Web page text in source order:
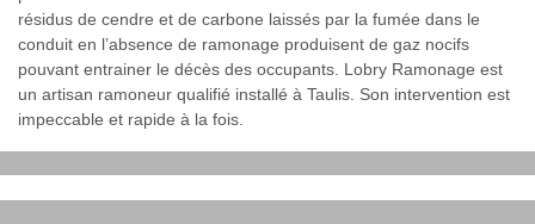
résidus de cendre et de carbone laissés par la fumée dans le
conduit en l’absence de ramonage produisent de gaz nocifs
pouvant entrainer le décès des occupants. Lobry Ramonage est
un artisan ramoneur qualifié installé à Taulis. Son intervention est
impeccable et rapide à la fois.